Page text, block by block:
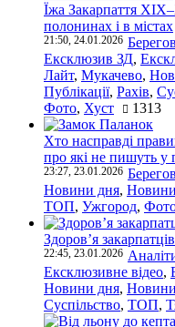
Їжа Закарпаття
полонинах і в містах
21:50, 24.01.2026
Ексклюзив ЗД,
Лайт, Мукачево,
Публікації, Рахів,
Фото, Хуст 1313
Хто насправді
про які не пишуть у
23:27, 23.01.2026
Новини дня, Новини
ТОП, Ужгород,
Здоров’я
22:45, 23.01.2026
Ексклюзивне відео,
Новини дня, Новини
Суспільство, ТОП,